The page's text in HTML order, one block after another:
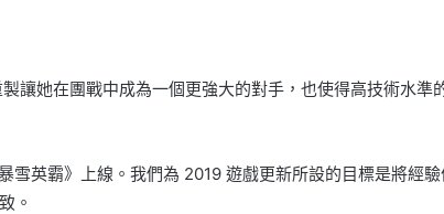
讓她在團戰中成為一個更強大的對手，也使得高技術水準
英霸》上線。我們為 2019 遊戲更新所設的目標是將經
。